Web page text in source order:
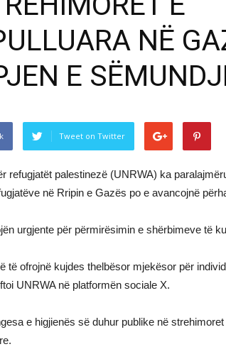
NË
E
Tweet on Twitter
refugjatët palestinezë (UNRWA) ka
në Rripin e Gazës po e avancojnë
urgjente për përmirësimin e shërbimeve të
të ofrojnë kujdes thelbësor mjekësor për
UNRWA në platformën sociale X.
e higjienës së duhur publike në